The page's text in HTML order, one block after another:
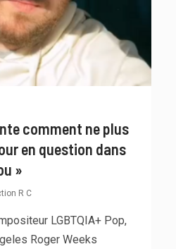
comment ne plus
en question dans
»
R C
LGBTQIA+ Pop,
Roger Weeks